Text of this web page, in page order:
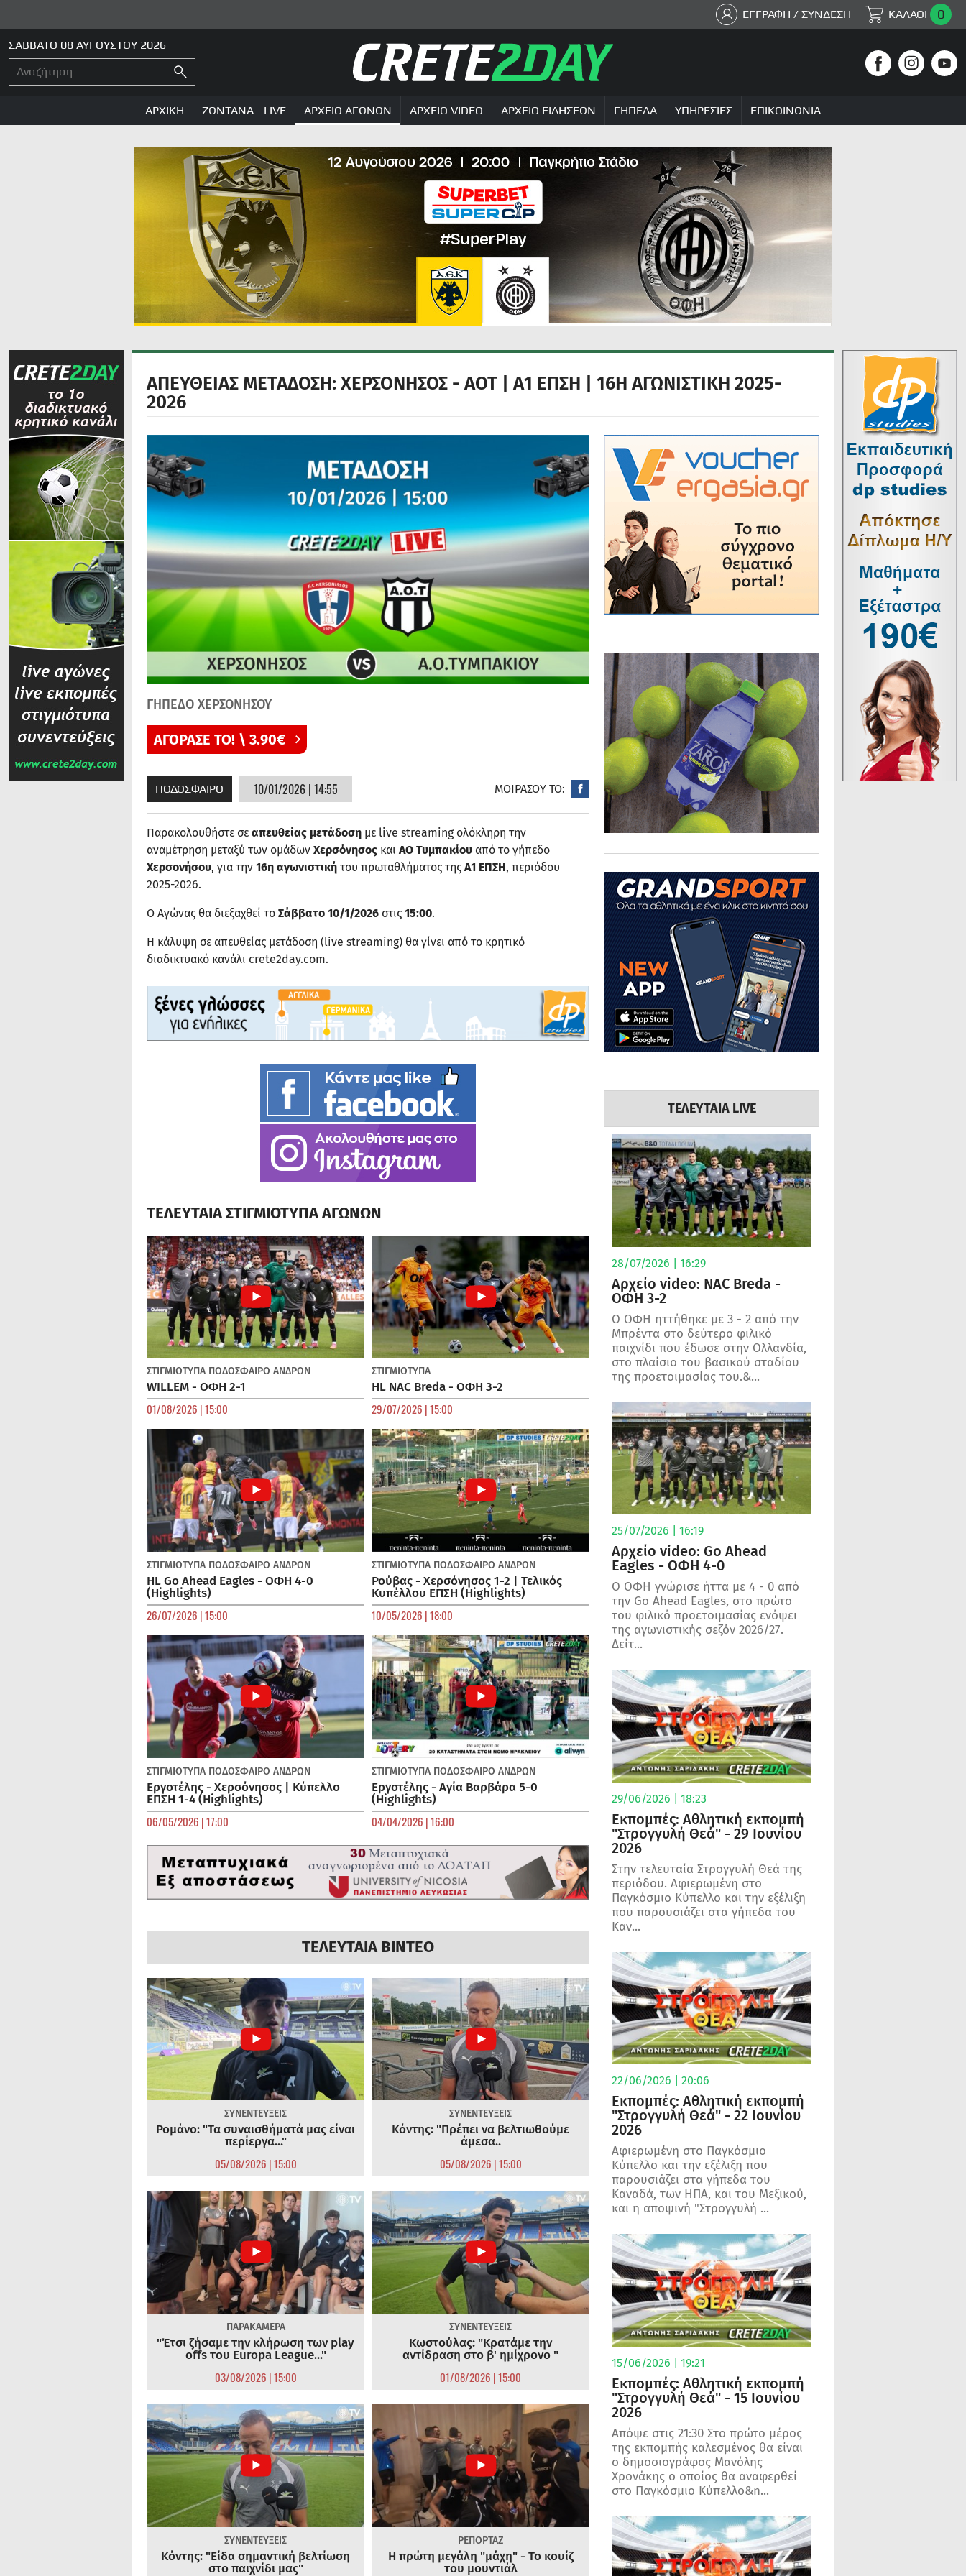
ΕΓΓΡΑΦΗ / ΣΥΝΔΕΣΗ ΚΑΛΑΘΙ 0
ΣΑΒΒΑΤΟ 08 ΑΥΓΟΥΣΤΟΥ 2026
ΑΡΧΙΚΗ ΖΩΝΤΑΝΑ - LIVE ΑΡΧΕΙΟ ΑΓΩΝΩΝ ΑΡΧΕΙΟ VIDEO ΑΡΧΕΙΟ ΕΙΔΗΣΕΩΝ ΓΗΠΕΔΑ ΥΠΗΡΕΣΙΕΣ ΕΠΙΚΟΙΝΩΝΙΑ
ΑΠΕΥΘΕΙΑΣ ΜΕΤΑΔΟΣΗ: ΧΕΡΣΟΝΗΣΟΣ - ΑΟΤ | Α1 ΕΠΣΗ | 16Η ΑΓΩΝΙΣΤΙΚΗ 2025-
2026
ΓΗΠΕΔΟ ΧΕΡΣΟΝΗΣΟΥ
ΑΓΟΡΑΣΕ ΤΟ! \ 3.90€
ΠΟΔΟΣΦΑΙΡΟ 10/01/2026 | 14:55 ΜΟΙΡΑΣΟΥ ΤΟ:
Παρακολουθήστε σε απευθείας μετάδοση με live streaming ολόκληρη την
αναμέτρηση μεταξύ των ομάδων Χερσόνησος και ΑΟ Τυμπακίου από το γήπεδο
Χερσονήσου​, για την 16η αγωνιστική του πρωταθλήματος της Α1 ΕΠΣΗ, περιόδου
2025-2026.
Ο Αγώνας θα διεξαχθεί το Σάββατο 10/1/2026 στις 15:00.
Η κάλυψη σε απευθείας μετάδοση (live streaming) θα γίνει από το κρητικό
διαδικτυακό κανάλι crete2day.com.
ΤΕΛΕΥΤΑΙΑ ΣΤΙΓΜΙΟΤΥΠΑ ΑΓΩΝΩΝ
ΣΤΙΓΜΙΟΤΥΠΑ ΠΟΔΌΣΦΑΙΡΟ ΑΝΔΡΏΝ
WILLEM - ΟΦΗ 2-1
01/08/2026 | 15:00
ΣΤΙΓΜΙΟΤΥΠΑ
HL NAC Breda - ΟΦΗ 3-2
29/07/2026 | 15:00
ΣΤΙΓΜΙΟΤΥΠΑ ΠΟΔΌΣΦΑΙΡΟ ΑΝΔΡΏΝ
HL Go Ahead Eagles - ΟΦΗ 4-0
(Highlights)
26/07/2026 | 15:00
ΣΤΙΓΜΙΟΤΥΠΑ ΠΟΔΌΣΦΑΙΡΟ ΑΝΔΡΏΝ
Ρούβας - Χερσόνησος 1-2 | Τελικός
Κυπέλλου ΕΠΣΗ (Highlights)
10/05/2026 | 18:00
ΣΤΙΓΜΙΟΤΥΠΑ ΠΟΔΌΣΦΑΙΡΟ ΑΝΔΡΏΝ
Εργοτέλης - Χερσόνησος | Κύπελλο
ΕΠΣΗ 1-4 (Highlights)
06/05/2026 | 17:00
ΣΤΙΓΜΙΟΤΥΠΑ ΠΟΔΌΣΦΑΙΡΟ ΑΝΔΡΏΝ
Εργοτέλης - Αγία Βαρβάρα 5-0
(Highlights)
04/04/2026 | 16:00
ΤΕΛΕΥΤΑΙΑ ΒΙΝΤΕΟ
ΣΥΝΕΝΤΕΥΞΕΙΣ
Ρομάνο: "Τα συναισθήματά μας είναι
περίεργα..."
05/08/2026 | 15:00
ΣΥΝΕΝΤΕΥΞΕΙΣ
Κόντης: "Πρέπει να βελτιωθούμε
άμεσα..
05/08/2026 | 15:00
ΠΑΡΑΚΑΜΕΡΑ
"Έτσι ζήσαμε την κλήρωση των play
offs του Europa League..."
03/08/2026 | 15:00
ΣΥΝΕΝΤΕΥΞΕΙΣ
Κωστούλας: "Κρατάμε την
αντίδραση στο β' ημίχρονο "
01/08/2026 | 15:00
ΣΥΝΕΝΤΕΥΞΕΙΣ
Κόντης: "Είδα σημαντική βελτίωση
στο παιχνίδι μας"
ΡΕΠΟΡΤΑΖ
Η πρώτη μεγάλη "μάχη" - Το κουίζ
του μουντιάλ
ΤΕΛΕΥΤΑΙΑ LIVE
28/07/2026 | 16:29
Αρχείο video: NAC Breda -
ΟΦΗ 3-2
Ο ΟΦΗ ηττήθηκε με 3 - 2 από την
Μπρέντα στο δεύτερο φιλικό
παιχνίδι που έδωσε στην Ολλανδία,
στο πλαίσιο του βασικού σταδίου
της προετοιμασίας του.&...
25/07/2026 | 16:19
Αρχείο video: Go Ahead
Eagles - ΟΦΗ 4-0
Ο ΟΦΗ γνώρισε ήττα με 4 - 0 από
την Go Ahead Eagles, στο πρώτο
του φιλικό προετοιμασίας ενόψει
της αγωνιστικής σεζόν 2026/27.
Δείτ...
29/06/2026 | 18:23
Εκπομπές: Αθλητική εκπομπή
"Στρογγυλή Θεά" - 29 Ιουνίου
2026
Στην τελευταία Στρογγυλή Θεά της
περιόδου. Αφιερωμένη στο
Παγκόσμιο Κύπελλο και την εξέλιξη
που παρουσιάζει στα γήπεδα του
Καν...
22/06/2026 | 20:06
Εκπομπές: Αθλητική εκπομπή
"Στρογγυλή Θεά" - 22 Ιουνίου
2026
Αφιερωμένη στο Παγκόσμιο
Κύπελλο και την εξέλιξη που
παρουσιάζει στα γήπεδα του
Καναδά, των ΗΠΑ, και του Μεξικού,
και η αποψινή "Στρογγυλή ...
15/06/2026 | 19:21
Εκπομπές: Αθλητική εκπομπή
"Στρογγυλή Θεά" - 15 Ιουνίου
2026
Απόψε στις 21:30 Στο πρώτο μέρος
της εκπομπής καλεσμένος θα είναι
ο δημοσιογράφος Μανόλης
Χρονάκης ο οποίος θα αναφερθεί
στο Παγκόσμιο Κύπελλο&n...